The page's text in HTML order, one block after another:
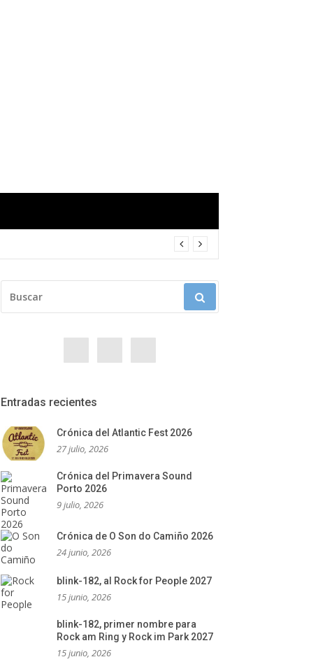
Entradas recientes
Crónica del Atlantic Fest 2026
27 julio, 2026
Crónica del Primavera Sound
Porto 2026
9 julio, 2026
Crónica de O Son do Camiño 2026
24 junio, 2026
blink-182, al Rock for People 2027
15 junio, 2026
blink-182, primer nombre para
Rock am Ring y Rock im Park 2027
15 junio, 2026